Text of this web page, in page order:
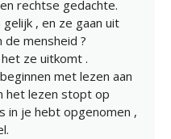
rechtse gedachte.
, en ze gaan uit
de mensheid ?
ze uitkomt .
met lezen aan
het lezen stopt op
in je hebt opgenomen ,